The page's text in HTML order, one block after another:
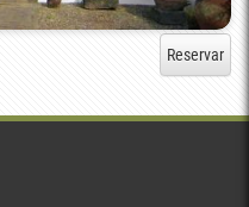
Reservar